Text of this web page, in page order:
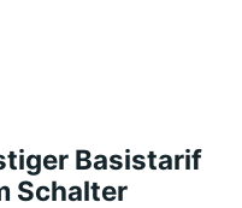
Basistarif
Schalter